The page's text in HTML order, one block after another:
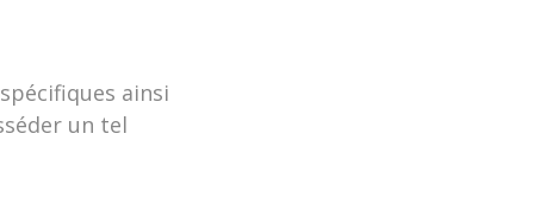
ainsi
un tel